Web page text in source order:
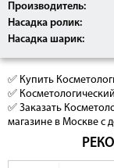
Производитель:
Насадка ролик:
Насадка шарик:
✅ Купить
✅
✅ Заказать
магазине в Москве с